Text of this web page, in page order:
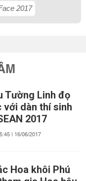
2017
Tường Linh đọ
với dàn thí sinh
2017
| 16/06/2017
Hoa khôi Phú